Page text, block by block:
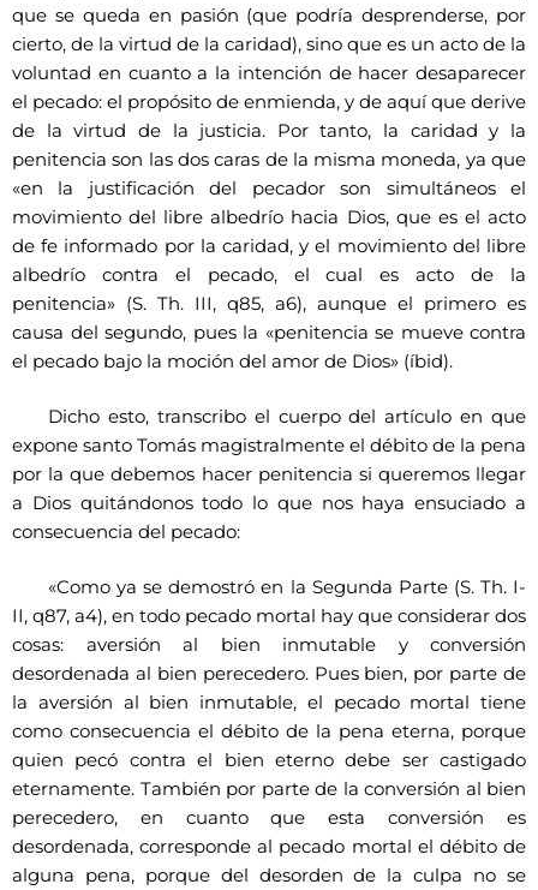
que se queda en pasión (que podría desprenderse, por
cierto, de la virtud de la caridad), sino que es un acto de la
voluntad en cuanto a la intención de hacer desaparecer
el pecado: el propósito de enmienda, y de aquí que derive
de la virtud de la justicia. Por tanto, la caridad y la
penitencia son las dos caras de la misma moneda, ya que
«en la justificación del pecador son simultáneos el
movimiento del libre albedrío hacia Dios, que es el acto
de fe informado por la caridad, y el movimiento del libre
albedrío contra el pecado, el cual es acto de la
penitencia» (S. Th. III, q85, a6), aunque el primero es
causa del segundo, pues la «penitencia se mueve contra
el pecado bajo la moción del amor de Dios» (íbid).
Dicho esto, transcribo el cuerpo del artículo en que
expone santo Tomás magistralmente el débito de la pena
por la que debemos hacer penitencia si queremos llegar
a Dios quitándonos todo lo que nos haya ensuciado a
consecuencia del pecado:
«Como ya se demostró en la Segunda Parte (S. Th. I-
II, q87, a4), en todo pecado mortal hay que considerar dos
cosas: aversión al bien inmutable y conversión
desordenada al bien perecedero. Pues bien, por parte de
la aversión al bien inmutable, el pecado mortal tiene
como consecuencia el débito de la pena eterna, porque
quien pecó contra el bien eterno debe ser castigado
eternamente. También por parte de la conversión al bien
perecedero, en cuanto que esta conversión es
desordenada, corresponde al pecado mortal el débito de
alguna pena, porque del desorden de la culpa no se